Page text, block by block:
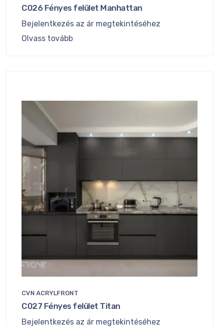
C026 Fényes felület Manhattan
Bejelentkezés az ár megtekintéséhez
Olvass tovább
CVN ACRYLFRONT
C027 Fényes felület Titan
Bejelentkezés az ár megtekintéséhez